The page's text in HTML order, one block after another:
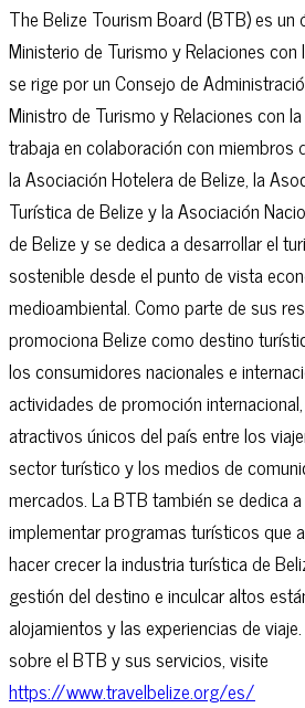
The Belize Tourism Board (BTB) es
Ministerio de Turismo y Relaciones
se rige por un Consejo de
Ministro de Turismo y Relaciones con
trabaja en colaboración con miembros
la Asociación Hotelera de Belize, la
Turística de Belize y la Asociación
de Belize y se dedica a desarrollar el
sostenible desde el punto de vista
medioambiental. Como parte de sus
promociona Belize como destino
los consumidores nacionales e
actividades de promoción
atractivos únicos del país entre los
sector turístico y los medios de
mercados. La BTB también se dedica
implementar programas turísticos que
hacer crecer la industria turística de
gestión del destino e inculcar altos
alojamientos y las experiencias de
sobre el BTB y sus servicios, visite
https://www.travelbelize.org/es/